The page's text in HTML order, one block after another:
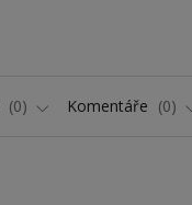
0 Komentáře 0